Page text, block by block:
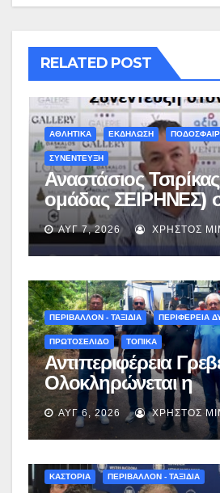
RELATED POST
ΑΘΛΗΤΙΚΑ ΕΚΔΗΛΩΣΗ
ΣΥΝΕΝΤΕΥΞΗ
Αναστάσιος
ομάδας ΣΕΙΡΗΝΕΣ)
fm 93.3: «Το όνειρο
πραγματικότητα –
περιμένουμε όλους
στη Μυρσίνα
(audio)
ΑΥΓ 7, 2026 ΧΡΉΣΤΟΣ
ΠΕΡΙΒΑΛΛΟΝ - ΤΑΞΙΔΙΑ ΠΕΡΙΦΕΡΕΙΑ
ΠΡΩΤΟΣΕΛΙΔΟ ΤΟΠΙΚΑ
Αντιπεριφέρεια
Ολοκληρώνεται η
ασφαλτόστρωση της
Περιβόλι – Αβδέλλα
ΑΥΓ 6, 2026 ΧΡΉΣΤΟΣ
ΚΑΣΤΟΡΙΑ ΠΕΡΙΒΑΛΛΟΝ - ΤΑΞΙΔΙΑ